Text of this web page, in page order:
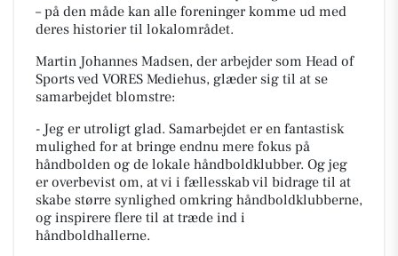
– på den måde kan alle foreninger komme ud med
deres historier til lokalområdet.
Martin Johannes Madsen, der arbejder som Head of
Sports ved VORES Mediehus, glæder sig til at se
samarbejdet blomstre:
- Jeg er utroligt glad. Samarbejdet er en fantastisk
mulighed for at bringe endnu mere fokus på
håndbolden og de lokale håndboldklubber. Og jeg
er overbevist om, at vi i fællesskab vil bidrage til at
skabe større synlighed omkring håndboldklubberne,
og inspirere flere til at træde ind i
håndboldhallerne.